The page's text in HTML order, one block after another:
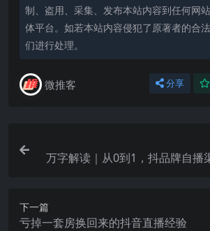
制、盗用、采集、发布本站内容到任何网
体平台。如若本站内容侵犯了原著者的合
们进行处理。
微推客 分享
万字解读｜从0到1，抖品牌自播
下一篇
亏掉一套房换回来的抖音直播经验